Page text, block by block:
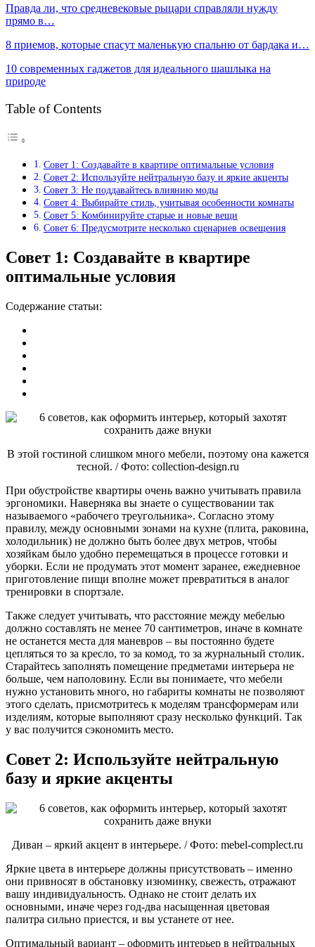
Правда ли, что средневековые рыцари справляли нужду
прямо в…
8 приемов, которые спасут маленькую спальню от бардака и…
10 современных гаджетов для идеального шашлыка на
природе
Table of Contents
Совет 1: Создавайте в квартире оптимальные условия
Совет 2: Используйте нейтральную базу и яркие акценты
Совет 3: Не поддавайтесь влиянию моды
Совет 4: Выбирайте стиль, учитывая особенности комнаты
Совет 5: Комбинируйте старые и новые вещи
Совет 6: Предусмотрите несколько сценариев освещения
Совет 1: Создавайте в квартире
оптимальные условия
Содержание статьи:
В этой гостиной слишком много мебели, поэтому она кажется
тесной. / Фото: collection-design.ru
При обустройстве квартиры очень важно учитывать правила
эргономики. Наверняка вы знаете о существовании так
называемого «рабочего треугольника». Согласно этому
правилу, между основными зонами на кухне (плита, раковина,
холодильник) не должно быть более двух метров, чтобы
хозяйкам было удобно перемещаться в процессе готовки и
уборки. Если не продумать этот момент заранее, ежедневное
приготовление пищи вполне может превратиться в аналог
тренировки в спортзале.
Также следует учитывать, что расстояние между мебелью
должно составлять не менее 70 сантиметров, иначе в комнате
не останется места для маневров – вы постоянно будете
цепляться то за кресло, то за комод, то за журнальный столик.
Старайтесь заполнять помещение предметами интерьера не
больше, чем наполовину. Если вы понимаете, что мебели
нужно установить много, но габариты комнаты не позволяют
этого сделать, присмотритесь к моделям трансформерам или
изделиям, которые выполняют сразу несколько функций. Так
у вас получится сэкономить место.
Совет 2: Используйте нейтральную
базу и яркие акценты
Диван – яркий акцент в интерьере. / Фото: mebel-complect.ru
Яркие цвета в интерьере должны присутствовать – именно
они привносят в обстановку изюминку, свежесть, отражают
вашу индивидуальность. Однако не стоит делать их
основными, иначе через год-два насыщенная цветовая
палитра сильно приестся, и вы устанете от нее.
Оптимальный вариант – оформить интерьер в нейтральных